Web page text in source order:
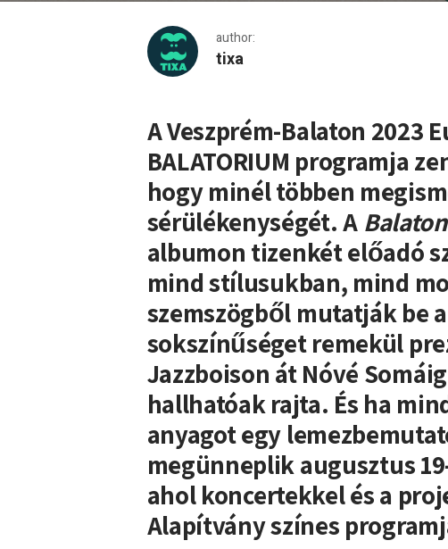
author:
tixa
Különleges kollaborációs
A Veszprém-Balaton 2023
BALATORIUM programja
hogy minél többen
sérülékenységét. A
albumon tizenkét előadó
mind stílusukban, mind
szemszögből mutatják be
sokszínűséget remekül
Jazzboison át Nóvé
hallhatóak rajta. És ha
anyagot egy
megünneplik augusztus
ahol koncertekkel és a
Alapítvány színes